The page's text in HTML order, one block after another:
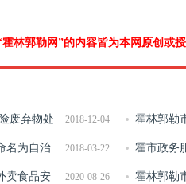
林郭勒网”的内容皆为本网原创或
2018-12-04
废弃物处 霍林郭勒
活动
2018-03-22
名为自治 霍市政务
2020-08-26
卖食品安 霍林郭勒